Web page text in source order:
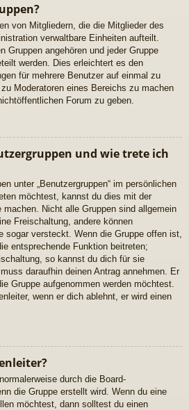
von Mitgliedern, die die Mitglieder des
verwaltbare Einheiten aufteilt.
Gruppen angehören und jeder Gruppe
werden. Dies erleichtert es den
für mehrere Benutzer auf einmal zu
Moderatoren eines Bereichs zu machen
Forum zu geben.
und wie trete ich
unter „Benutzergruppen“ im persönlichen
möchtest, kannst du dies mit der
Nicht alle Gruppen sind allgemein
Freischaltung, andere können
sogar versteckt. Wenn die Gruppe offen ist,
entsprechende Funktion beitreten;
so kannst du dich für sie
daraufhin deinen Antrag annehmen. Er
Gruppe aufgenommen werden möchtest.
wenn er dich ablehnt, er wird einen
durch die Board-
die Gruppe erstellt wird. Wenn du eine
möchtest, dann solltest du einen